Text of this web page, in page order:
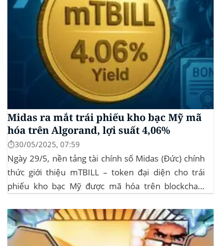
Midas ra mắt trái phiếu kho bạc Mỹ mã
hóa trên Algorand, lợi suất 4,06%
⏱️30/05/2025, 07:59
Ngày 29/5, nền tảng tài chính số Midas (Đức) chính
thức giới thiệu mTBILL – token đại diện cho trái
phiếu kho bạc Mỹ được mã hóa trên blockchain
không yêu cầu mức đầu tư tối thiểu. mTBILL được
bảo chứng bằng...